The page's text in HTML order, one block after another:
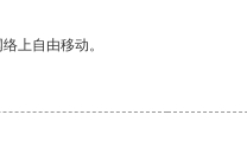
上自由移动。